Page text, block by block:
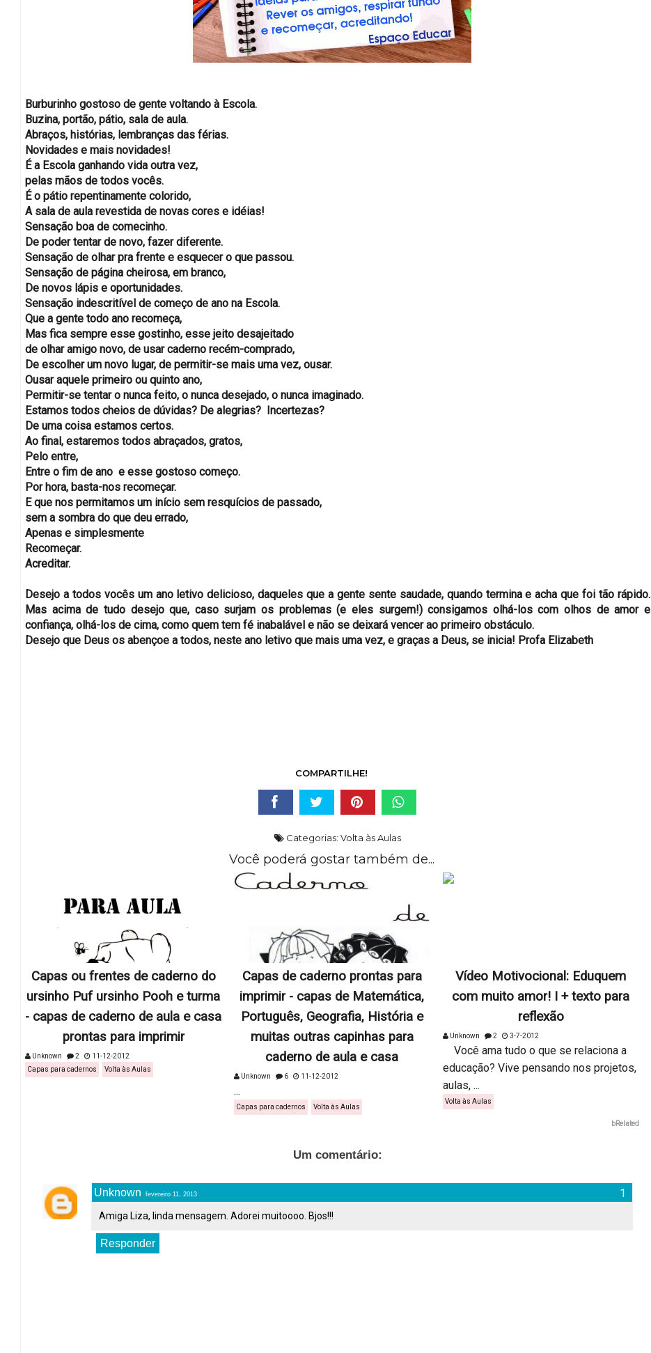
Burburinho gostoso de gente voltando à Escola.
Buzina, portão, pátio, sala de aula.
Abraços, histórias, lembranças das férias.
Novidades e mais novidades!
É a Escola ganhando vida outra vez,
pelas mãos de todos vocês.
É o pátio repentinamente colorido,
A sala de aula revestida de novas cores e idéias!
Sensação boa de comecinho.
De poder tentar de novo, fazer diferente.
Sensação de olhar pra frente e esquecer o que passou.
Sensação de página cheirosa, em branco,
De novos lápis e oportunidades.
Sensação indescritível de começo de ano na Escola.
Que a gente todo ano recomeça,
Mas fica sempre esse gostinho, esse jeito desajeitado
de olhar amigo novo, de usar caderno recém-comprado,
De escolher um novo lugar, de permitir-se mais uma vez, ousar.
Ousar aquele primeiro ou quinto ano,
Permitir-se tentar o nunca feito, o nunca desejado, o nunca imaginado.
Estamos todos cheios de dúvidas? De alegrias? Incertezas?
De uma coisa estamos certos.
Ao final, estaremos todos abraçados, gratos,
Pelo entre,
Entre o fim de ano e esse gostoso começo.
Por hora, basta-nos recomeçar.
E que nos permitamos um início sem resquícios de passado,
sem a sombra do que deu errado,
Apenas e simplesmente
Recomeçar.
Acreditar.
Desejo a todos vocês um ano letivo delicioso, daqueles que a gente sente saudade, quando termina e acha que foi tão rápido.
Mas acima de tudo desejo que, caso surjam os problemas (e eles surgem!) consigamos olhá-los com olhos de amor e
confiança, olhá-los de cima, como quem tem fé inabalável e não se deixará vencer ao primeiro obstáculo.
Desejo que Deus os abençoe a todos, neste ano letivo que mais uma vez, e graças a Deus, se inicia! Profa Elizabeth
COMPARTILHE!
Categorias: Volta às Aulas
Você poderá gostar também de...
Capas ou frentes de caderno do
ursinho Puf ursinho Pooh e turma
- capas de caderno de aula e casa
prontas para imprimir
Unknown 2
11-12-2012
Capas para cadernos
Volta às Aulas
Capas de caderno prontas para
imprimir - capas de Matemática,
Português, Geografia, História e
muitas outras capinhas para
caderno de aula e casa
Unknown 6 11-12-2012
...
Capas para cadernos Volta às Aulas
Vídeo Motivocional: Eduquem
com muito amor! I + texto para
reflexão
Unknown 2 3-7-2012
Você ama tudo o que se relaciona a
educação? Vive pensando nos projetos,
aulas, ...
Volta às Aulas
bRelated
Um comentário:
Unknown fevereiro 11, 2013
Amiga Liza, linda mensagem. Adorei muitoooo. Bjos!!!
Responder